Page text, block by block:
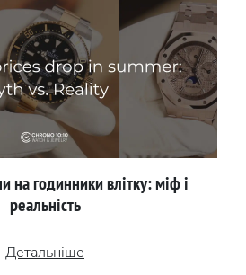
на годинники влітку: міф і
реальність
Детальніше